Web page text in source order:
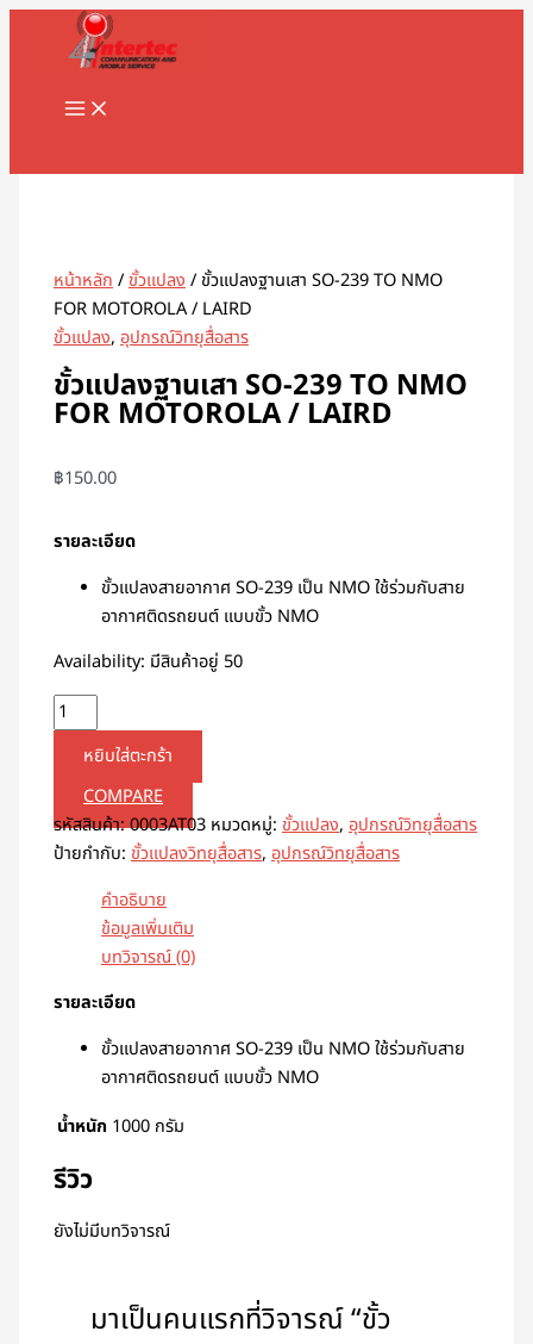
Skip
MAIN
MENU
หน้าหลัก/ขั้วแปลง/ ขั้วแปลงฐานเสา SO-239 TO NMO
FOR MOTOROLA / LAIRD
ขั้วแปลง,อุปกรณ์วิทยุสื่อสาร
ขั้วแปลงฐานเสา SO-239 TO NMO
FOR MOTOROLA / LAIRD
฿150.00
รายละเอียด
ขั้วแปลงสายอากาศ SO-239 เป็น NMO ใช้ร่วมกับสาย
อากาศติดรถยนต์ แบบขั้ว NMO
Availability: มีสินค้าอยู่ 50
จำนวน
แปลง
ฐาน
FOR
MOTOROLA
/
ชิ้น
หยิบใส่ตะกร้า
COMPARE
รหัสสินค้า:0003AT03 หมวดหมู่:ขั้วแปลง,อุปกรณ์วิทยุสื่อสาร
ป้ายกำกับ:ขั้วแปลงวิทยุสื่อสาร,อุปกรณ์วิทยุสื่อสาร
คำอธิบาย
ข้อมูลเพิ่มเติม
บทวิจารณ์ (0)
รายละเอียด
ขั้วแปลงสายอากาศ SO-239 เป็น NMO ใช้ร่วมกับสาย
อากาศติดรถยนต์ แบบขั้ว NMO
น้ำหนัก 1000 กรัม
รีวิว
ยังไม่มีบทวิจารณ์
มาเป็นคนแรกที่วิจารณ์ “ขั้ว